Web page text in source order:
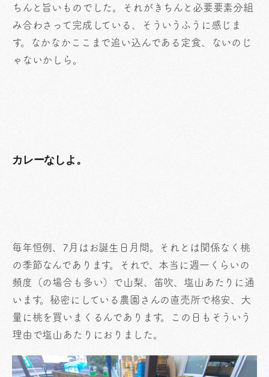
ちんと旨いものでした。それがきちんと必要要素分組
み合わさって完成している、そういうふうに感じま
す。なかなかここまで追い込んである定食、ないのじ
ゃないかしら。
カレーなしよ。
毎年恒例、7月はお誕生日月間。それとは関係なく桃
の季節なんであります。それで、本当に週一くらいの
頻度（の場合も多い）で山梨、笛吹、塩山あたりに通
います。秘密にしている農園さんの直売所で格安、大
量に桃を買いまくるんであります。この日もそういう
理由で塩山あたりにおりました。